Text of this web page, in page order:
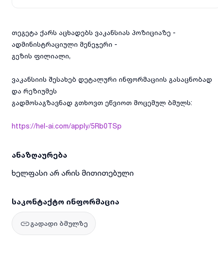
თეგეტა ქარს აცხადებს ვაკანსიას პოზიციაზე -
ადმინისტრაციული მენეჯერი -
გეზის ფილიალი,
ვაკანსიის შესახებ დეტალური ინფორმაციის გასაცნობად
და რეზიუმეს
გადმოსაგზავნად გთხოვთ ეწვიოთ მოცემულ ბმულს:
https://hel-ai.com/apply/5Rb0TSp
ანაზღაურება
ხელფასი არ არის მითითებული
საკონტაქტო ინფორმაცია
გადადი ბმულზე